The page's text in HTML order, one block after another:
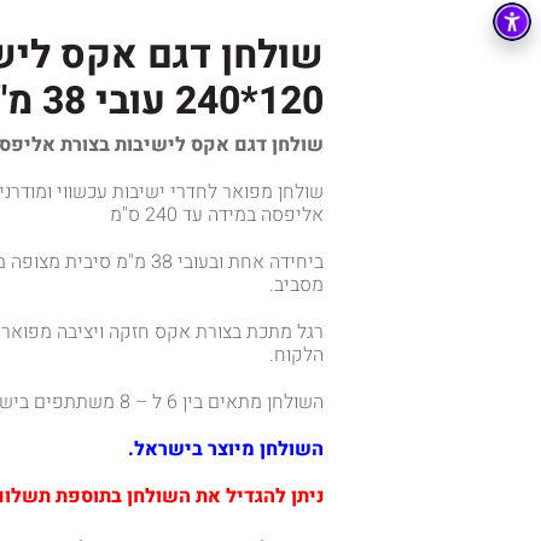
שולחן דגם אקס
120*240 עובי 38 מ"מ
שולחן דגם אקס לישיבות בצורת אליפסה
שולחן מפואר לחדרי ישיבות עכשווי
אליפסה במידה עד 240 ס"מ
מסביב.
רגל מתכת בצורת אקס חזקה ויציבה
הלקוח.
השולחן מתאים בין 6 ל – 8 משתתפים בישיבה.
השולחן מיוצר בישראל.
ניתן להגדיל את השולחן בתוספת